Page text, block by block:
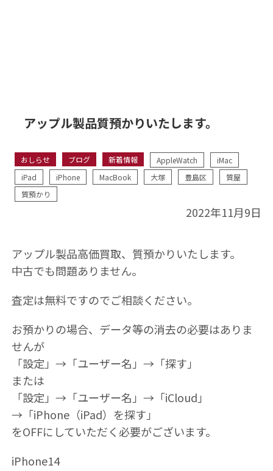
アップル製品質預かりいたします。
おしらせ ブログ 新着情報 AppleWatch
iMac
iPad
iPhone MacBook 大塚 豊島区
質屋
質預かり
2022年11月9日
アップル製品高価買取、質預かりいたします。
中古でも問題ありません。
査定は無料ですのでご相談ください。
お預かりの場合、データ等の消去の必要はありま
せんが
「設定」→「ユーザー名」→「探す」
または
「設定」→「ユーザー名」→「iCloud」
→「iPhone（iPad）を探す」
をOFFにしていただく必要がございます。
iPhone14